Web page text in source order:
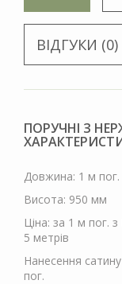
ВІДГУКИ (0)
ПОРУЧНІ З
Довжина: 1 м пог.
Висота: 950 мм
Ціна: за 1 м пог.
5 метрів
Нанесення
пог.